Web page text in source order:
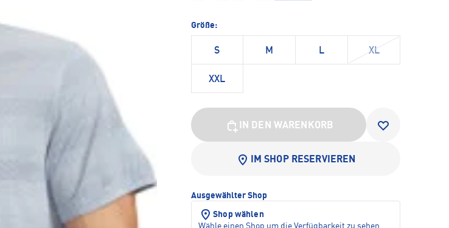
Größe:
S M L XL
XXL
IN DEN WARENKORB
IM SHOP RESERVIEREN
Ausgewählter Shop
Shop wählen